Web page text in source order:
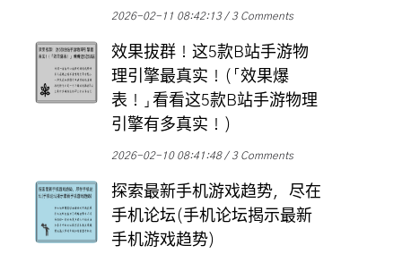
2026-02-11 08:42:13 3 Comments
效果拔群！这5款B站手游物
理引擎最真实！(「效果爆
表！」看看这5款B站手游物理
引擎有多真实！)
2026-02-10 08:41:48 3 Comments
探索最新手机游戏趋势，尽在
手机论坛(手机论坛揭示最新
手机游戏趋势)